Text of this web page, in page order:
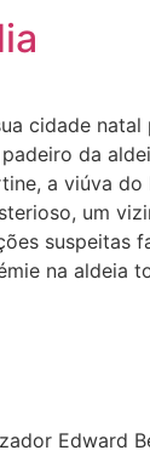
cidade
da
a viúva do
um
suspeitas
na aldeia
Edward